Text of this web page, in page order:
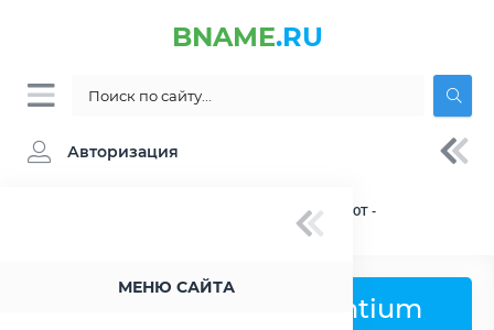
BNAME.RU
Авторизация
МЕНЮ САЙТА
» Процессор Intel Pentium G4560T -
Процессор Intel Pentium